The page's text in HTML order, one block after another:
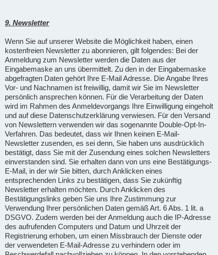
9. Newsletter
Wenn Sie auf unserer Website die Möglichkeit haben, einen
kostenfreien Newsletter zu abonnieren, gilt folgendes: Bei der
Anmeldung zum Newsletter werden die Daten aus der
Eingabemaske an uns übermittelt. Zu den in der Eingabemaske
abgefragten Daten gehört Ihre E-Mail Adresse. Die Angabe Ihres
Vor- und Nachnamen ist freiwillig, damit wir Sie im Newsletter
persönlich ansprechen können. Für die Verarbeitung der Daten
wird im Rahmen des Anmeldevorgangs Ihre Einwilligung eingeholt
und auf diese Datenschutzerklärung verwiesen. Für den Versand
von Newslettern verwenden wir das sogenannte Double-Opt-In-
Verfahren. Das bedeutet, dass wir Ihnen keinen E-Mail-
Newsletter zusenden, es sei denn, Sie haben uns ausdrücklich
bestätigt, dass Sie mit der Zusendung eines solchen Newsletters
einverstanden sind. Sie erhalten dann von uns eine Bestätigungs-
E-Mail, in der wir Sie bitten, durch Anklicken eines
entsprechenden Links zu bestätigen, dass Sie zukünftig
Newsletter erhalten möchten. Durch Anklicken des
Bestätigungslinks geben Sie uns Ihre Zustimmung zur
Verwendung Ihrer persönlichen Daten gemäß Art. 6 Abs. 1 lit. a
DSGVO. Zudem werden bei der Anmeldung auch die IP-Adresse
des aufrufenden Computers und Datum und Uhrzeit der
Registrierung erhoben, um einen Missbrauch der Dienste oder
der verwendeten E-Mail-Adresse zu verhindern oder im